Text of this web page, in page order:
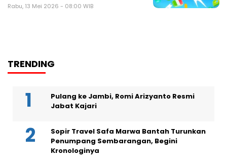
Rabu, 13 Mei 2026 - 08:00 WIB
TRENDING
Pulang ke Jambi, Romi Arizyanto Resmi
Jabat Kajari
Sopir Travel Safa Marwa Bantah Turunkan
Penumpang Sembarangan, Begini
Kronologinya